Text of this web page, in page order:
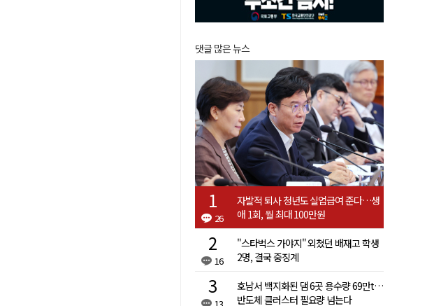
댓글 많은 뉴스
26
자발적 퇴사 청년도 실업급여 준다…생
애 1회, 월 최대 100만원
16
"스타벅스 가야지" 외쳤던 배재고 학생
2명, 결국 중징계
호남서 백지화된 댐 6곳 용수량 69만t…
반도체 클러스터 필요량 넘는다